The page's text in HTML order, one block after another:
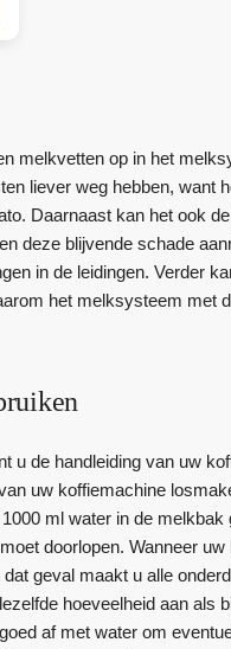
melkvetten op in het
liever weg hebben, want
Daarnaast kan het ook
deze blijvende schade
in de leidingen. Verder
het melksysteem met
de handleiding van uw
uw koffiemachine
ml water in de
doorlopen. Wanneer
geval maakt u alle
hoeveelheid aan als
af met water om